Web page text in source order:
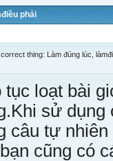
phải
thing: Làm đúng lúc,
tục loạt bài
sử dụng
câu tự
cũng có